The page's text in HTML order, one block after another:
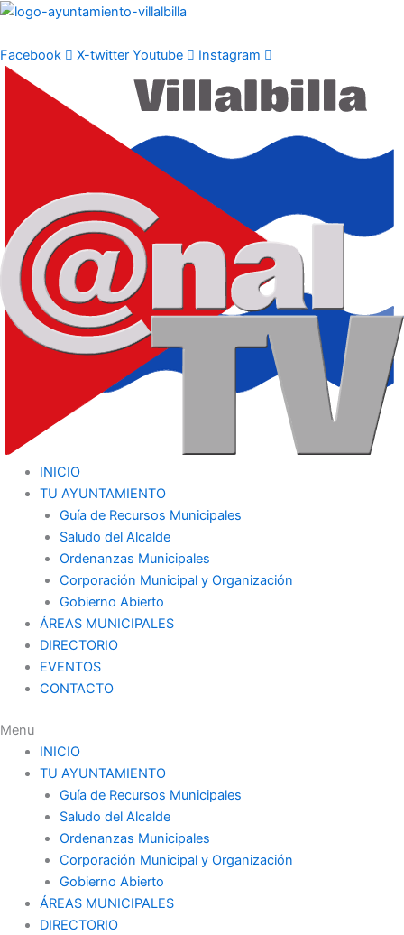
Ir
contenido
Facebook X-twitter Youtube Instagram
INICIO
TU AYUNTAMIENTO
Guía de Recursos Municipales
Saludo del Alcalde
Ordenanzas Municipales
Corporación Municipal y Organización
Gobierno Abierto
ÁREAS MUNICIPALES
DIRECTORIO
EVENTOS
CONTACTO
Menu
INICIO
TU AYUNTAMIENTO
Guía de Recursos Municipales
Saludo del Alcalde
Ordenanzas Municipales
Corporación Municipal y Organización
Gobierno Abierto
ÁREAS MUNICIPALES
DIRECTORIO